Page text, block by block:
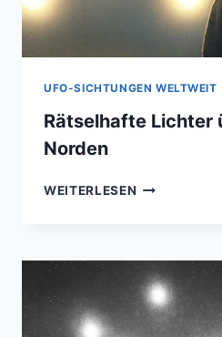
UFO-SICHTUNGEN WELTWEIT
Rätselhafte Lichter
Norden
WEITERLESEN
NORDEN